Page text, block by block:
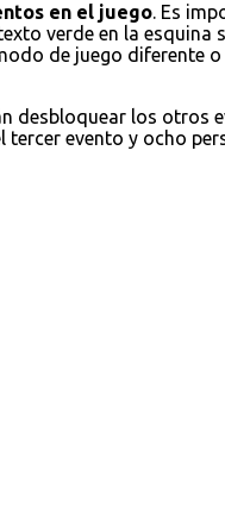
en el juego. Es
verde en la esquina
de juego diferente
desbloquear los otros
tercer evento y ocho